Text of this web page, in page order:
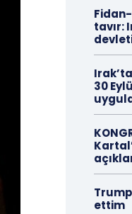
tavır:
30
ettim